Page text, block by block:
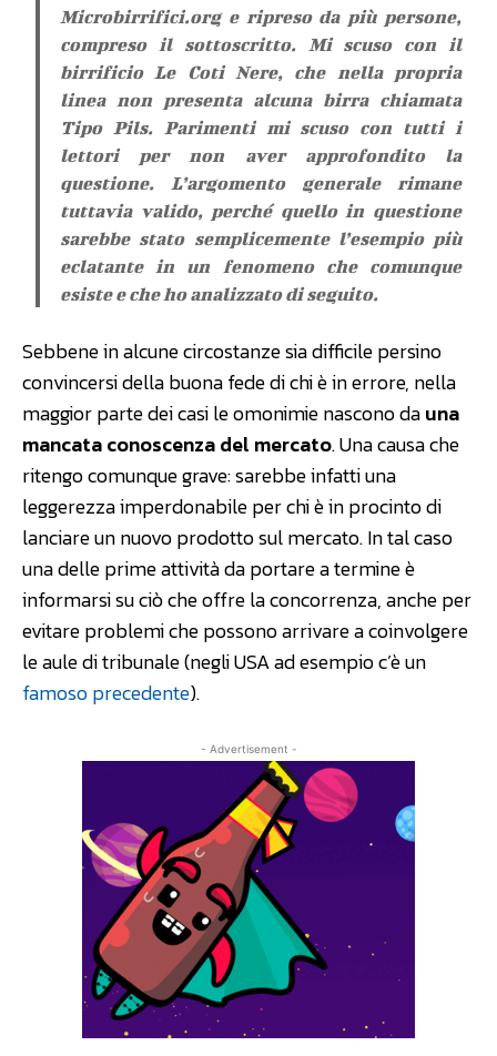
Microbirrifici.org e ripreso da più persone,
compreso il sottoscritto. Mi scuso con il
birrificio Le Coti Nere, che nella propria
linea non presenta alcuna birra chiamata
Tipo Pils. Parimenti mi scuso con tutti i
lettori per non aver approfondito la
questione. L’argomento generale rimane
tuttavia valido, perché quello in questione
sarebbe stato semplicemente l’esempio più
eclatante in un fenomeno che comunque
esiste e che ho analizzato di seguito.
Sebbene in alcune circostanze sia difficile persino
convincersi della buona fede di chi è in errore, nella
maggior parte dei casi le omonimie nascono dauna
mancata conoscenza del mercato. Una causa che
ritengo comunque grave: sarebbe infatti una
leggerezza imperdonabile per chi è in procinto di
lanciare un nuovo prodotto sul mercato. In tal caso
una delle prime attività da portare a termine è
informarsi su ciò che offre la concorrenza, anche per
evitare problemi che possono arrivare a coinvolgere
le aule di tribunale (negli USA ad esempio c’è un
famoso precedente).
- Advertisement -